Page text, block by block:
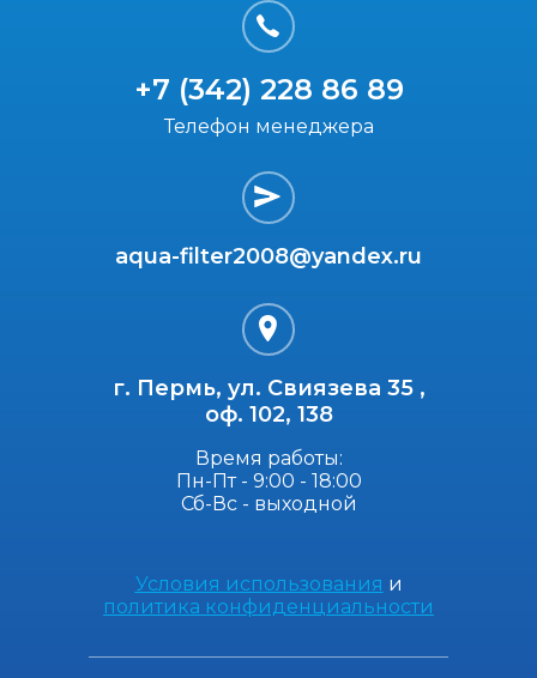
+7 (342) 228 86 89
aqua-filter2008@yandex.ru
г. Пермь, ул. Свиязева 35 ,
оф. 102, 138
Телефон менеджера
Время работы:
Пн-Пт - 9:00 - 18:00
Сб-Вс - выходной
Условия использования и
политика конфиденциальности